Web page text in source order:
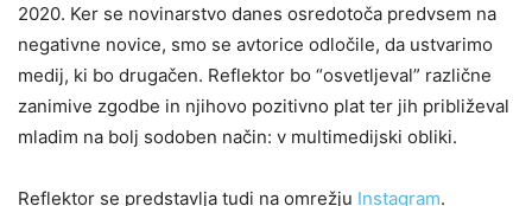
2020. Ker se novinarstvo danes osredotoča predvsem na
negativne novice, smo se avtorice odločile, da ustvarimo
medij, ki bo drugačen. Reflektor bo “osvetljeval” različne
zanimive zgodbe in njihovo pozitivno plat ter jih približeval
mladim na bolj sodoben način: v multimedijski obliki.
Reflektor se predstavlja tudi na omrežju Instagram.